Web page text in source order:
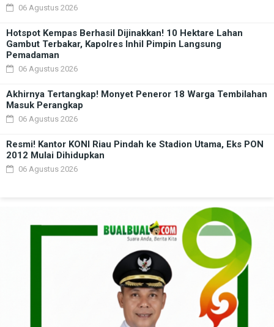
06 Agustus 2026
Hotspot Kempas Berhasil Dijinakkan! 10 Hektare Lahan
Gambut Terbakar, Kapolres Inhil Pimpin Langsung
Pemadaman
06 Agustus 2026
Akhirnya Tertangkap! Monyet Peneror 18 Warga Tembilahan
Masuk Perangkap
06 Agustus 2026
Resmi! Kantor KONI Riau Pindah ke Stadion Utama, Eks PON
2012 Mulai Dihidupkan
06 Agustus 2026